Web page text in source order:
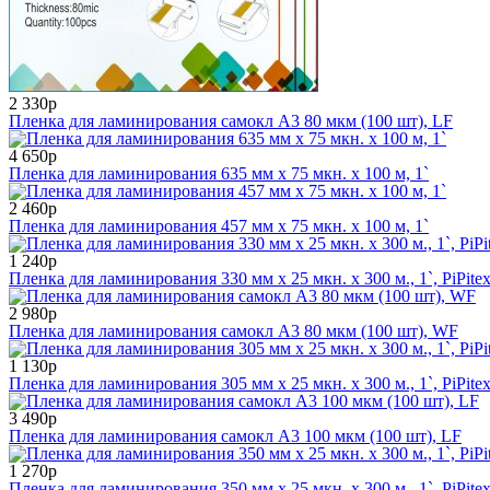
2 330р
Пленка для ламинирования самокл А3 80 мкм (100 шт), LF
4 650р
Пленка для ламинирования 635 мм x 75 мкн. x 100 м, 1`
2 460р
Пленка для ламинирования 457 мм x 75 мкн. x 100 м, 1`
1 240р
Пленка для ламинирования 330 мм x 25 мкн. х 300 м., 1`, PiPitex
2 980р
Пленка для ламинирования самокл А3 80 мкм (100 шт), WF
1 130р
Пленка для ламинирования 305 мм x 25 мкн. x 300 м., 1`, PiPitex
3 490р
Пленка для ламинирования самокл А3 100 мкм (100 шт), LF
1 270р